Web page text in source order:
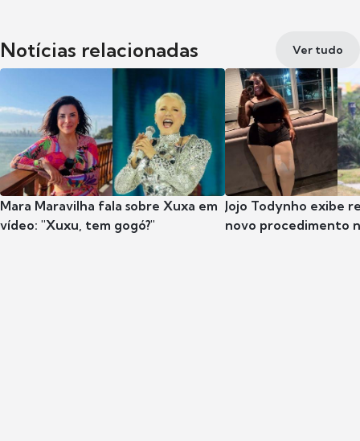
Notícias relacionadas Ver tudo
Mara Maravilha fala sobre Xuxa em
vídeo: "Xuxu, tem gogó?"
Jojo Todynho exibe
novo procedimento